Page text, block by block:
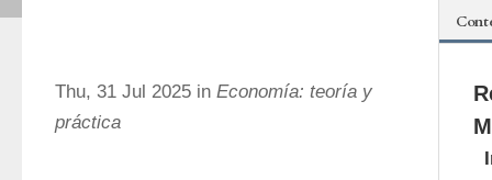
Thu, 31 Jul 2025 in Economía: teoría y
práctica